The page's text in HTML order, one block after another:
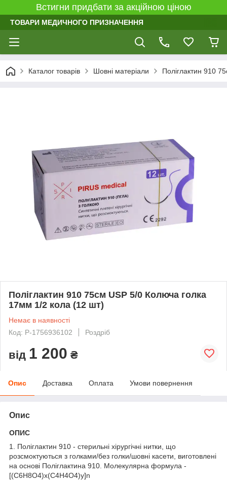
Встигни придбати за акційною ціною
ТОВАРИ МЕДИЧНОГО ПРИЗНАЧЕННЯ
Каталог товарів Шовні матеріали Поліглактин 910
Поліглактин 910 75см USP 5/0 Колюча голка
17мм 1/2 кола (12 шт)
Немає в наявності
Код: P-1756936102
Роздріб
від 1 200 ₴
Опис Доставка Оплата Умови повернення
Опис
ОПИС
1. Поліглактин 910 - стерильні хірургічні нитки, що
розсмоктуються з голками/без голки/шовні касети, виготовлені
на основі Поліглактина 910. Молекулярна формула -
[(C6H8O4)x(C4H4O4)y]n